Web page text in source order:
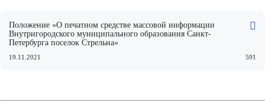
Положение «О печатном средстве массовой информации
Внутригородского муниципального образования Санкт-
Петербурга поселок Стрельна»
19.11.2021 591